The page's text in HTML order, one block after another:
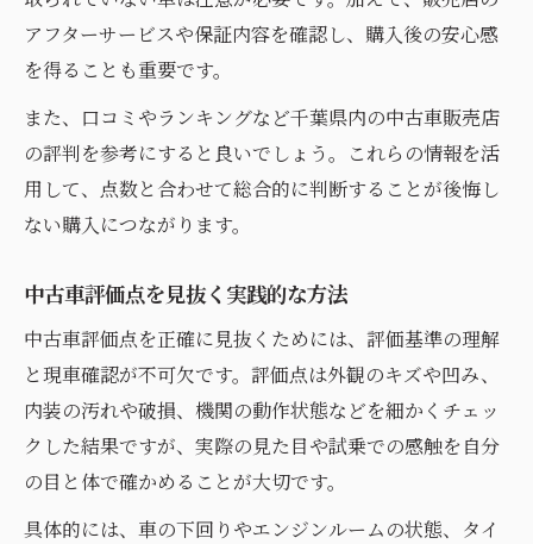
アフターサービスや保証内容を確認し、購入後の安心感
を得ることも重要です。
また、口コミやランキングなど千葉県内の中古車販売店
の評判を参考にすると良いでしょう。これらの情報を活
用して、点数と合わせて総合的に判断することが後悔し
ない購入につながります。
中古車評価点を見抜く実践的な方法
中古車評価点を正確に見抜くためには、評価基準の理解
と現車確認が不可欠です。評価点は外観のキズや凹み、
内装の汚れや破損、機関の動作状態などを細かくチェッ
クした結果ですが、実際の見た目や試乗での感触を自分
の目と体で確かめることが大切です。
具体的には、車の下回りやエンジンルームの状態、タイ